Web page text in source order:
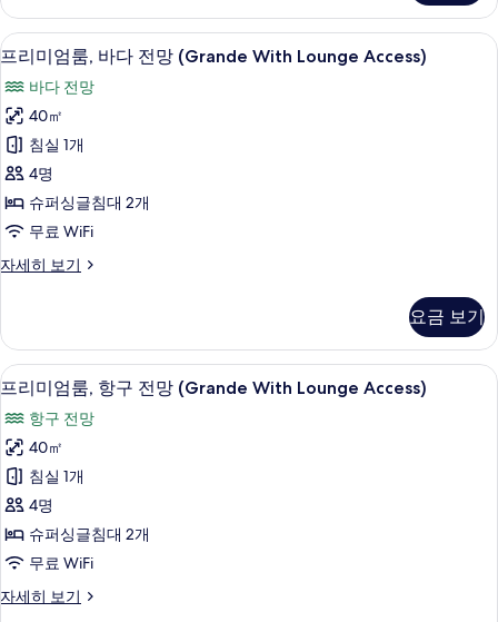
Access)
사
진
모
두
보
기
룸,
바
다
망
(With
Lounge
Access)
자
세
히
보
프
미
엄
룸,
바
다
전
망
Lounge
Access)
사
진
모
두
보
기
오리/거위털 이불, 객실 내 금고, 무료
4
프리미엄룸, 바다 전망 (Grande With Lounge Access)
바다 전망
40㎡
침실 1개
4명
슈퍼싱글침대 2개
무료 WiFi
자세히 보기
프
룸,
바
다
망
(Grande
With
Lounge
Access)
자
세
히
기
요금 보기
프
미
엄
룸,
항
구
전
망
오리/거위털 이불, 객실 내 금고, 무료
4
프리미엄룸, 항구 전망 (Grande With Lounge Access)
항구 전망
40㎡
침실 1개
4명
슈퍼싱글침대 2개
무료 WiFi
자세히 보기
프